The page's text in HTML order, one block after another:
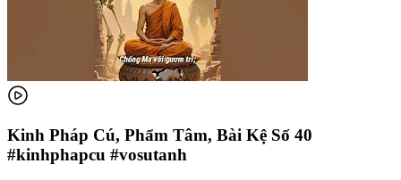
Kinh Pháp Cú, Phẩm Tâm, Bài Kệ Số 40
#kinhphapcu #vosutanh